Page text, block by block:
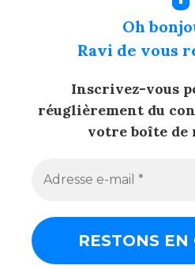
Oh
Ravi de vous
Inscrivez-vous
réuglièrement du
votre boîte de